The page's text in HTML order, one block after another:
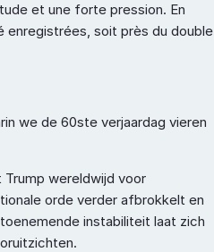
et une forte pression. En
enregistrées, soit près du double
we de 60ste verjaardag vieren
wereldwijd voor
orde verder afbrokkelt en
instabiliteit laat zich